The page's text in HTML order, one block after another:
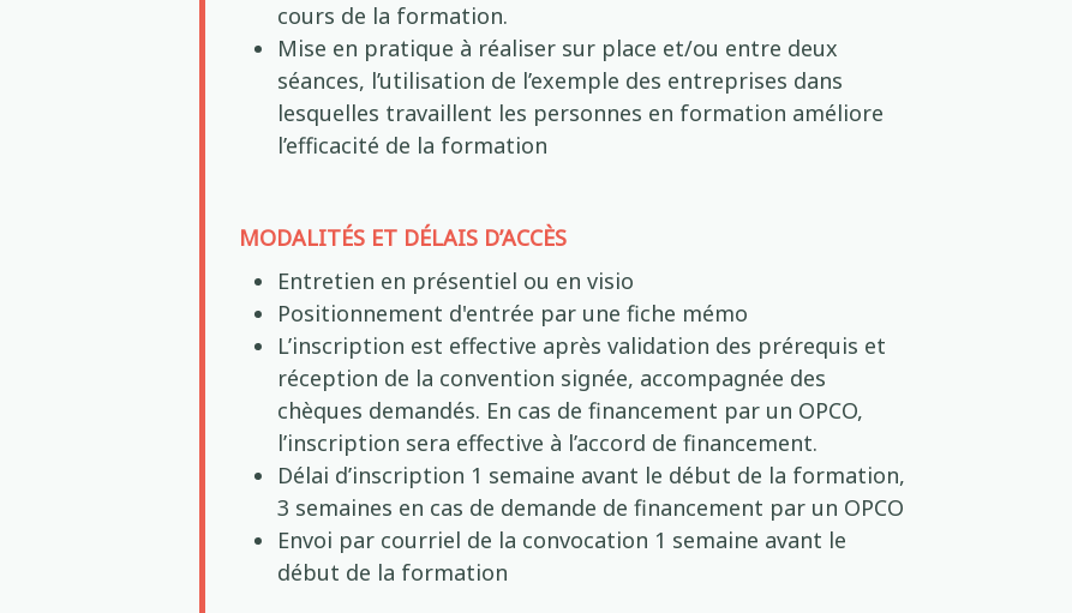
cours de la formation.
Mise en pratique à réaliser sur place et/ou entre deux
séances, l’utilisation de l’exemple des entreprises dans
lesquelles travaillent les personnes en formation améliore
l’efficacité de la formation
MODALITÉS ET DÉLAIS D’ACCÈS
Entretien en présentiel ou en visio
Positionnement d'entrée par une fiche mémo
L’inscription est effective après validation des prérequis et
réception de la convention signée, accompagnée des
chèques demandés. En cas de financement par un OPCO,
l’inscription sera effective à l’accord de financement.
Délai d’inscription 1 semaine avant le début de la formation,
3 semaines en cas de demande de financement par un OPCO
Envoi par courriel de la convocation 1 semaine avant le
début de la formation